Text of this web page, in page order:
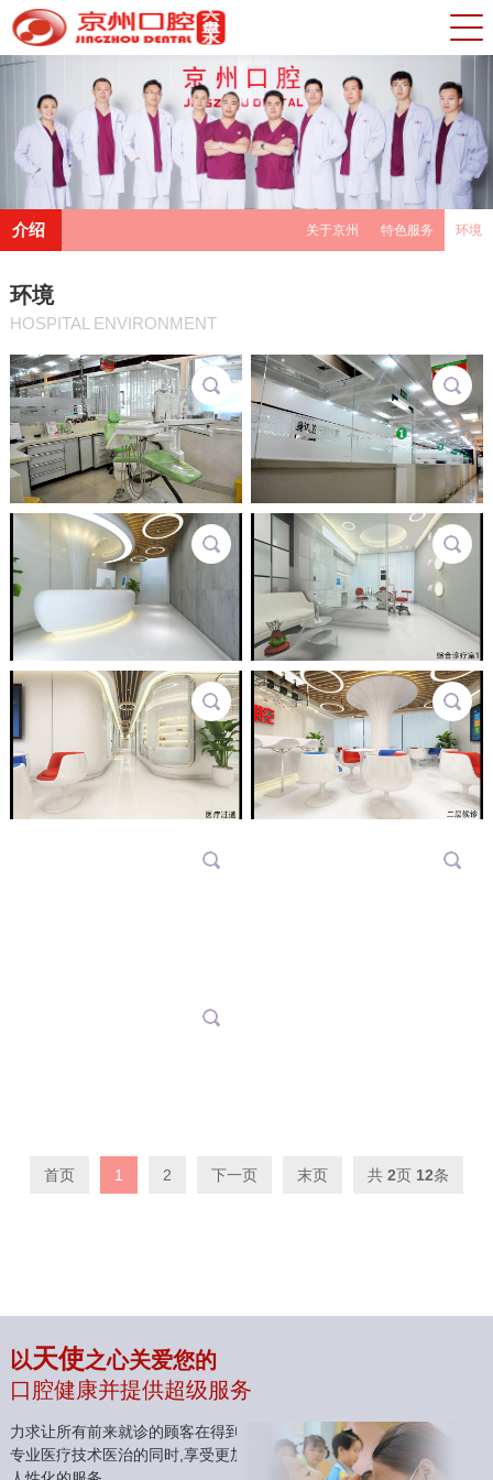
介绍 关于京州 特色服务 环境
环境
HOSPITAL ENVIRONMENT
会诊室02 会诊室
一楼接待 综合诊疗室1
书吧
首页
1 2 下一页 末页 共 2页 12条
以天使之心关爱您的
口腔健康并提供超级服务
力求让所有前来就诊的顾客在得到
专业医疗技术医治的同时,享受更加